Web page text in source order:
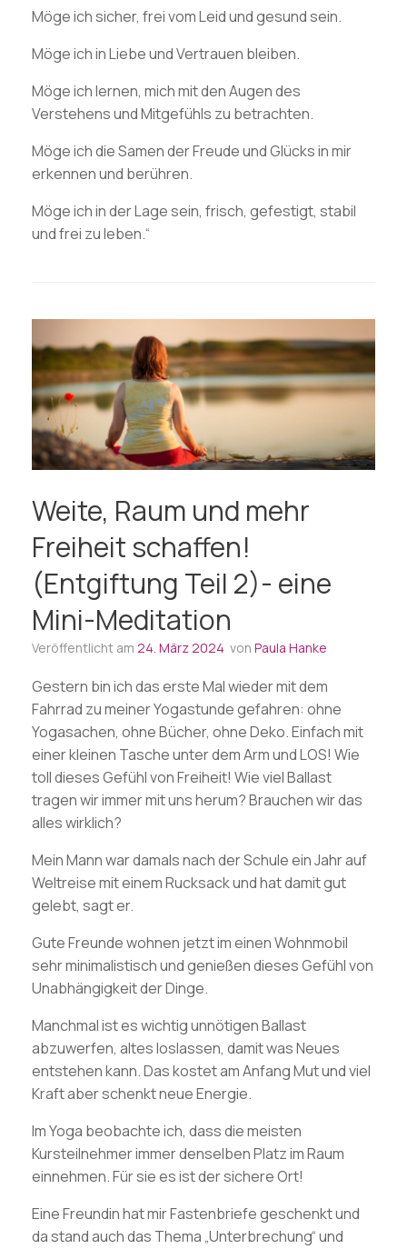
Möge ich sicher, frei vom Leid und gesund sein.
Möge ich in Liebe und Vertrauen bleiben.
Möge ich lernen, mich mit den Augen des
Verstehens und Mitgefühls zu betrachten.
Möge ich die Samen der Freude und Glücks in mir
erkennen und berühren.
Möge ich in der Lage sein, frisch, gefestigt, stabil
und frei zu leben.“
Weite, Raum und mehr
Freiheit schaffen!
(Entgiftung Teil 2)- eine
Mini-Meditation
Veröffentlicht am 24. März 2024 von Paula Hanke
Gestern bin ich das erste Mal wieder mit dem
Fahrrad zu meiner Yogastunde gefahren: ohne
Yogasachen, ohne Bücher, ohne Deko. Einfach mit
einer kleinen Tasche unter dem Arm und LOS! Wie
toll dieses Gefühl von Freiheit! Wie viel Ballast
tragen wir immer mit uns herum? Brauchen wir das
alles wirklich?
Mein Mann war damals nach der Schule ein Jahr auf
Weltreise mit einem Rucksack und hat damit gut
gelebt, sagt er.
Gute Freunde wohnen jetzt im einen Wohnmobil
sehr minimalistisch und genießen dieses Gefühl von
Unabhängigkeit der Dinge.
Manchmal ist es wichtig unnötigen Ballast
abzuwerfen, altes loslassen, damit was Neues
entstehen kann. Das kostet am Anfang Mut und viel
Kraft aber schenkt neue Energie.
Im Yoga beobachte ich, dass die meisten
Kursteilnehmer immer denselben Platz im Raum
einnehmen. Für sie es ist der sichere Ort!
Eine Freundin hat mir Fastenbriefe geschenkt und
da stand auch das Thema „Unterbrechung“ und